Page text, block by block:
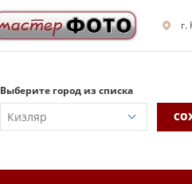
г.
Выберите город из списка